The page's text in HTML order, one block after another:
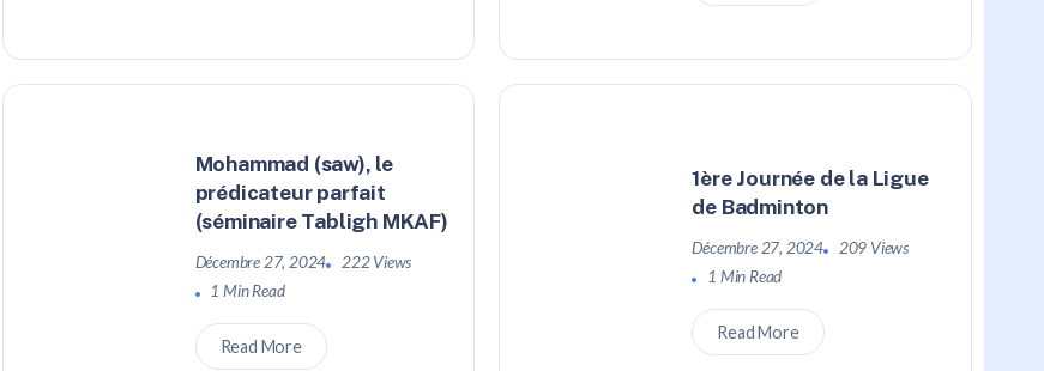
Mohammad (saw), le
prédicateur parfait
(séminaire Tabligh MKAF)
Décembre 27, 2024
222 Views
1 Min Read
Read More
1ère Journée de la Ligue
de Badminton
Décembre 27, 2024
209 Views
1 Min Read
Read More